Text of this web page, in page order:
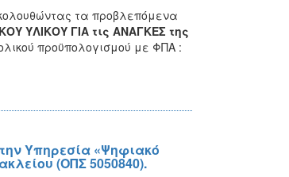
τα προβλεπόμενα
ΥΛΙΚΟΥ ΓΙΑ τις ΑΝΑΓΚΕΣ της
προϋπολογισμού με ΦΠΑ :
Υπηρεσία «Ψηφιακό
(ΟΠΣ 5050840).